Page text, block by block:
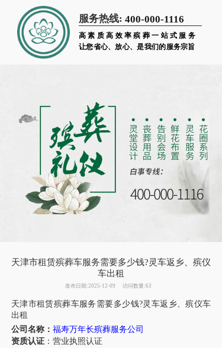
服务热线: 400-000-1116
高素质高效率殡葬一站式服务
让您省心、放心、是我们的服务宗旨
天津市租赁殡葬车服务需要多少钱?灵车返乡、殡仪
车出租
发布日期:2025-12-09 访问数量:63
天津市租赁殡葬车服务需要多少钱?灵车返乡、殡仪车
出租
公司名称： 福寿万年长殡葬服务公司
资质认证：营业执照认证